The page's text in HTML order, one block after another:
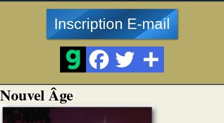
Inscription E-mail
Nouvel Âge